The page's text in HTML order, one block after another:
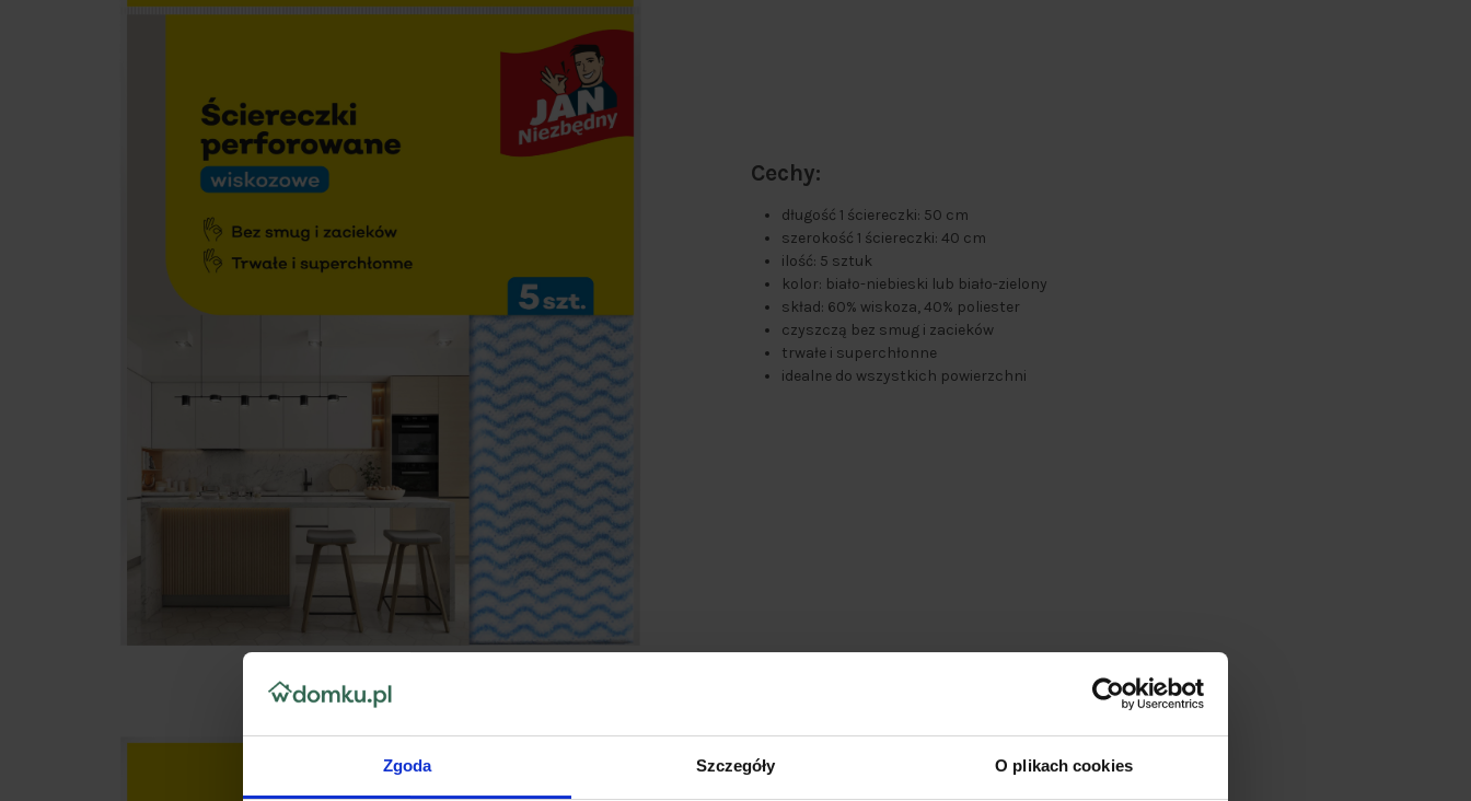
Zgoda Szczegóły O plikach cookies
Cechy:
długość 1 ściereczki: 50 cm
szerokość 1 ściereczki: 40 cm
ilość: 5 sztuk
kolor: biało-niebieski lub biało-zielony
skład: 60% wiskoza, 40% poliester
czyszczą bez smug i zacieków
trwałe i superchłonne
idealne do wszystkich powierzchni